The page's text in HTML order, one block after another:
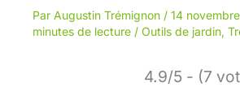
Par Augustin Trémignon / 14
minutes de lecture / Outils de jardin,
4.9/5 - (7